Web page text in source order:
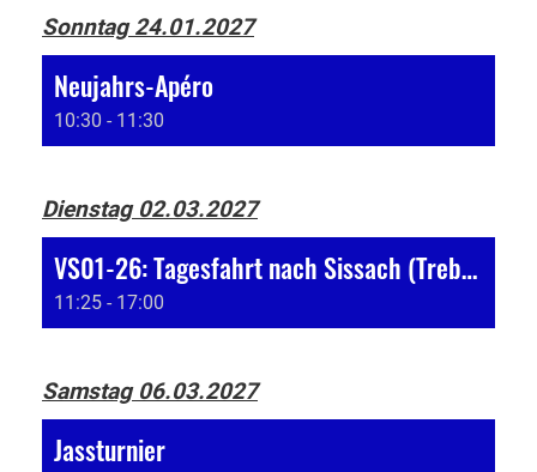
Sonntag 24.01.2027
Neujahrs-Apéro
10:30 - 11:30
Dienstag 02.03.2027
VS01-26: Tagesfahrt nach Sissach (Treberwurst)
11:25 - 17:00
Samstag 06.03.2027
Jassturnier